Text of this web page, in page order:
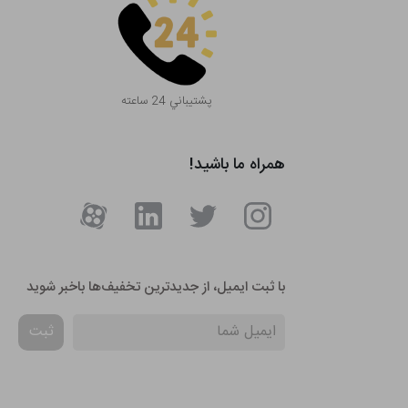
پشتيباني 24 ساعته
همراه ما باشید!
با ثبت ایمیل، از جدید‌ترین تخفیف‌ها با‌خبر شوید
ثبت